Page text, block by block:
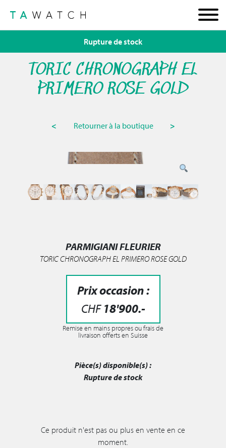
TORIC CHRONOGRAPH EL
PRIMERO ROSE GOLD
< Retourner à la boutique >
PARMIGIANI FLEURIER
TORIC CHRONOGRAPH EL PRIMERO ROSE GOLD
Prix occasion :
CHF18'900.-
Remise en mains propres ou frais de
livraison offerts en Suisse
Pièce(s) disponible(s) :
Rupture de stock
Rupture de stock
Ce produit n'est pas ou plus en vente en ce
moment.